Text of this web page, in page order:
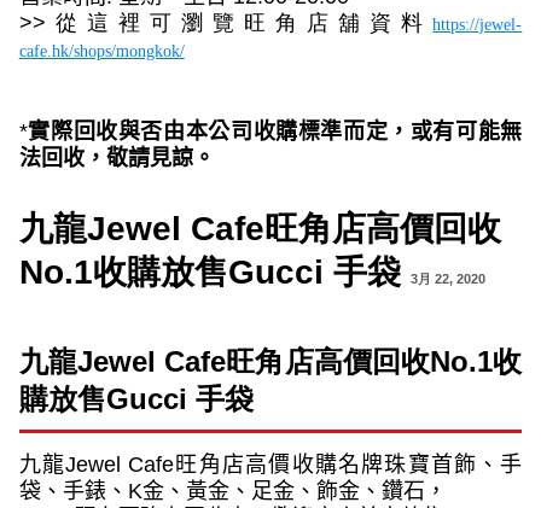
>> 從這裡可瀏覽旺角店舖資料https://jewel-
cafe.hk/shops/mongkok/
*實際回收與否由本公司收購標準而定，或有可能無
法回收，敬請見諒。
九龍Jewel Cafe旺角店高價回收
No.1收購放售Gucci 手袋
3月 22, 2020
九龍Jewel Cafe旺角店高價回收No.1收
購放售Gucci 手袋
九龍Jewel Cafe旺角店高價收購名牌珠寶首飾、手
袋、手錶、 K金、黃金、足金、飾金、鑽石，